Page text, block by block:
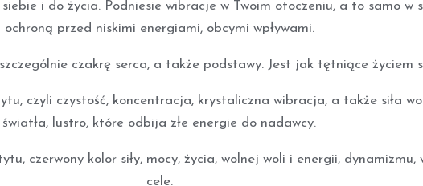
i do życia. Podniesie wibracje w Twoim otoczeniu, a to samo w
ochroną przed niskimi energiami, obcymi wpływami.
czakrę serca, a także podstawy. Jest jak tętniące życiem
czyli czystość, koncentracja, krystaliczna wibracja, a także siła
światła, lustro, które odbija złe energie do nadawcy.
czerwony kolor siły, mocy, życia, wolnej woli i energii, dynamizmu,
cele.